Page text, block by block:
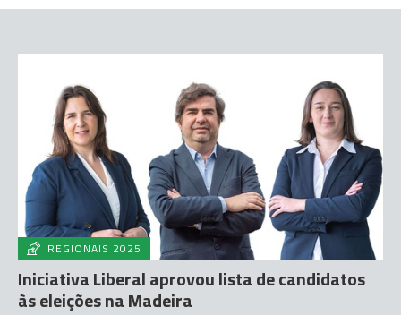
REGIONAIS 2025
Iniciativa Liberal aprovou lista de candidatos
às eleições na Madeira